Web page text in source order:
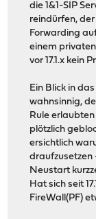
die 1&1-SIP
reindürfen,
Forwarding
einem
vor 17.1.x kein
Ein Blick in
wahnsinnig,
Rule erlaubten
plötzlich
ersichtlich
draufzusetzen
Neustart
Hat sich seit
FireWall(PF)